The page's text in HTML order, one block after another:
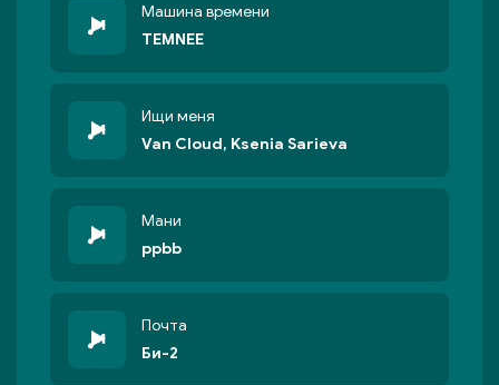
Машина времени
TEMNEE
Ищи меня
Van Cloud, Ksenia Sarieva
Мани
ppbb
Почта
Би-2